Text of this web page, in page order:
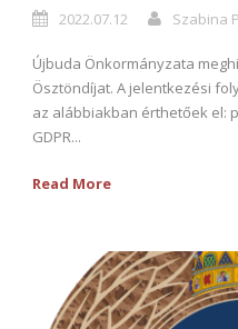
2022.07.12 Szabina
Újbuda Önkormányzata
Ösztöndíjat. A jelentkezési
az alábbiakban érthetőek el:
GDPR...
Read More